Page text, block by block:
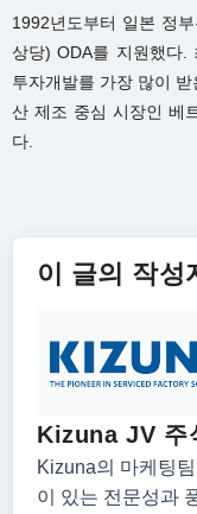
1992년도부터 일본 정
상당) ODA를 지원했다.
투자개발를 가장 많이
산 제조 중심 시장인 베
다.
이 글의 작성
Kizuna JV 주
Kizuna의 마케팅
이 있는 전문성과